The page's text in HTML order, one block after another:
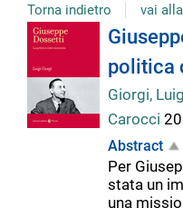
Torna indietro vai
Dettaglio
del
documento
politica
Giorgi,
Carocci
Abstract
Per
stata un
una